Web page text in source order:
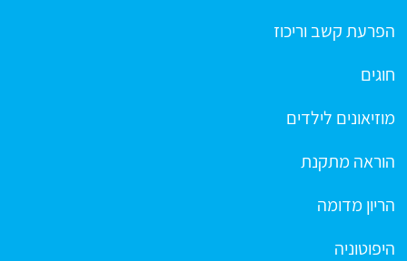
הפרעת קשב וריכוז
חוגים
מוזיאונים לילדים
הוראה מתקנת
הריון מדומה
היפוטוניה